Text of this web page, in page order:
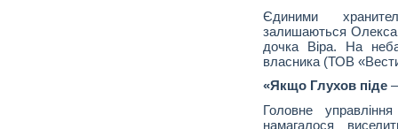
Єдиними
залишаються
дочка Віра. На
власника (ТОВ
«Якщо Глухов піде –
Головне
намагалося